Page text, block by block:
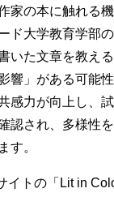
家の本に触れる
ド大学教育学部
いた文章を教え
響」がある可能
感力が向上し、
認され、多様性
す。
イトの「Lit in